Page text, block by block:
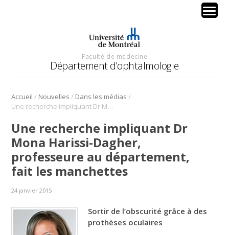
Faculté de médecine
Département d'ophtalmologie
Accueil / Nouvelles / Dans les médias /
Une recherche impliquant Dr Mona Harissi-Dagher, professeure au département, fait les manchettes
Une recherche impliquant Dr
Mona Harissi-Dagher,
professeure au département,
fait les manchettes
24 janvier 2015
Sortir de l’obscurité grâce à des
prothèses oculaires